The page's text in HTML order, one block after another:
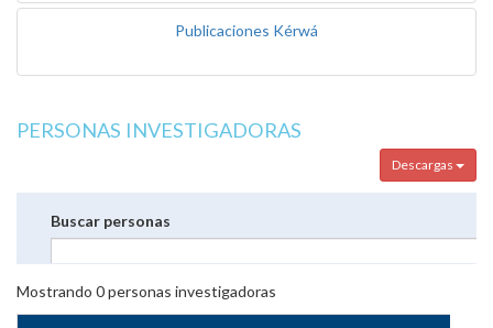
Publicaciones Kérwá
PERSONAS INVESTIGADORAS
Descargas
Buscar personas
Mostrando 0personas investigadoras